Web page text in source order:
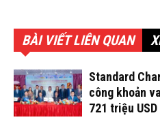
BÀI VIẾT LIÊN QUAN
Standard
công khoản
721 triệu